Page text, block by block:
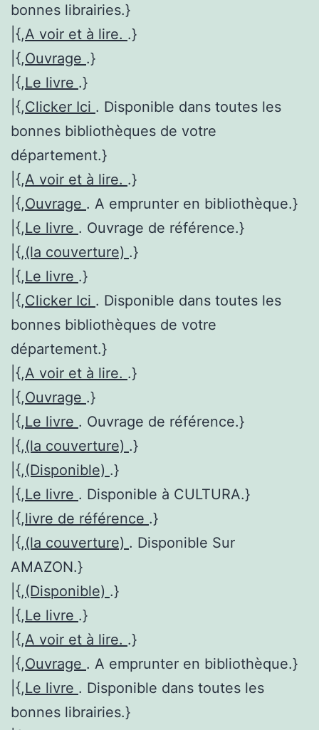
bonnes librairies.}
|{,A voir et à lire. .}
|{,Ouvrage .}
|{,Le livre .}
|{,Clicker Ici . Disponible dans toutes les
bonnes bibliothèques de votre
département.}
|{,A voir et à lire. .}
|{,Ouvrage . A emprunter en bibliothèque.}
|{,Le livre . Ouvrage de référence.}
|{,(la couverture) .}
|{,Le livre .}
|{,Clicker Ici . Disponible dans toutes les
bonnes bibliothèques de votre
département.}
|{,A voir et à lire. .}
|{,Ouvrage .}
|{,Le livre . Ouvrage de référence.}
|{,(la couverture) .}
|{,(Disponible) .}
|{,Le livre . Disponible à CULTURA.}
|{,livre de référence .}
|{,(la couverture) . Disponible Sur
AMAZON.}
|{,(Disponible) .}
|{,Le livre .}
|{,A voir et à lire. .}
|{,Ouvrage . A emprunter en bibliothèque.}
|{,Le livre . Disponible dans toutes les
bonnes librairies.}